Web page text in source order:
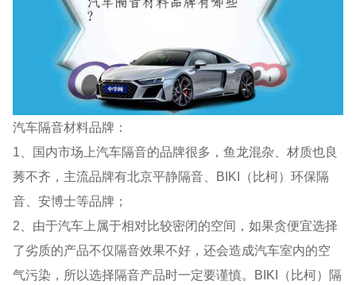
汽车隔音材料品牌：
1、国内市场上汽车隔音的品牌很多，鱼龙混杂、材质也良
莠不齐，主流品牌有北京平静隔音、BIKI（比柯）环保隔
音、安博士等品牌；
2、由于汽车上属于相对比较密闭的空间，如果贪便宜选择
了劣质的产品不仅隔音效果不好，还会造成汽车室内的空
气污染，所以选择隔音产品时一定要谨慎。BIKI（比柯）隔